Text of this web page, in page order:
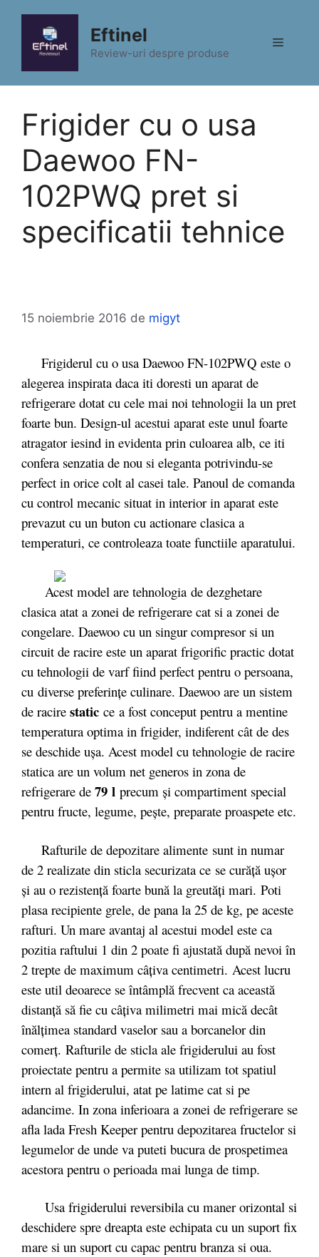
conținut
Eftinel
Review-uri despre produse
Meniu
Frigider cu o usa
Daewoo FN-
102PWQ pret si
specificatii tehnice
15 noiembrie 2016 de migyt
Frigiderul cu o usa Daewoo FN-102PWQ este o
alegerea inspirata daca iti doresti un aparat de
refrigerare dotat cu cele mai noi tehnologii la un pret
foarte bun. Design-ul acestui aparat este unul foarte
atragator iesind in evidenta prin culoarea alb, ce iti
confera senzatia de nou si eleganta potrivindu-se
perfect in orice colt al casei tale. Panoul de comanda
cu control mecanic situat in interior in aparat este
prevazut cu un buton cu actionare clasica a
temperaturi, ce controleaza toate functiile aparatului.
Acest model are tehnologia de dezghetare
clasica atat a zonei de refrigerare cat si a zonei de
congelare. Daewoo cu un singur compresor si un
circuit de racire este un aparat frigorific practic dotat
cu tehnologii de varf fiind perfect pentru o persoana,
cu diverse preferințe culinare. Daewoo are un sistem
de racire static ce a fost conceput pentru a mentine
temperatura optima in frigider, indiferent cât de des
se deschide ușa. Acest model cu tehnologie de racire
statica are un volum net generos in zona de
refrigerare de 79 l precum și compartiment special
pentru fructe, legume, pește, preparate proaspete etc.
Rafturile de depozitare alimente sunt in numar
de 2 realizate din sticla securizata ce se curăță ușor
și au o rezistență foarte bună la greutăți mari. Poti
plasa recipiente grele, de pana la 25 de kg, pe aceste
rafturi. Un mare avantaj al acestui model este ca
pozitia raftului 1 din 2 poate fi ajustată după nevoi în
2 trepte de maximum câţiva centimetri. Acest lucru
este util deoarece se întâmplă frecvent ca această
distanţă să fie cu câţiva milimetri mai mică decât
înălţimea standard vaselor sau a borcanelor din
comerţ. Rafturile de sticla ale frigiderului au fost
proiectate pentru a permite sa utilizam tot spatiul
intern al frigiderului, atat pe latime cat si pe
adancime. In zona inferioara a zonei de refrigerare se
afla lada Fresh Keeper pentru depozitarea fructelor si
legumelor de unde va puteti bucura de prospetimea
acestora pentru o perioada mai lunga de timp.
Usa frigiderului reversibila cu maner orizontal si
deschidere spre dreapta este echipata cu un suport fix
mare si un suport cu capac pentru branza si oua.